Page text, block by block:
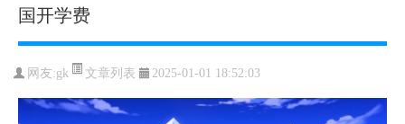
国开学费
网友:gk 文章列表 2025-01-01 18:52:03